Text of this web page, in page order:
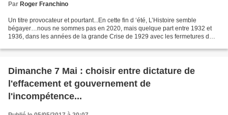
Par Roger Franchino
Un titre provocateur et pourtant...En cette fin d ‘été, L’Histoire semble
bégayer…nous ne sommes pas en 2020, mais quelque part entre 1932 et
1936, dans les années de la grande Crise de 1929 avec les fermetures d
Dimanche 7 Mai : choisir entre dictature de
l'effacement et gouvernement de
l'incompétence...